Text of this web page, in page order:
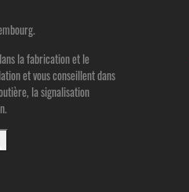
la fabrication et le
et vous conseillent dans
la signalisation